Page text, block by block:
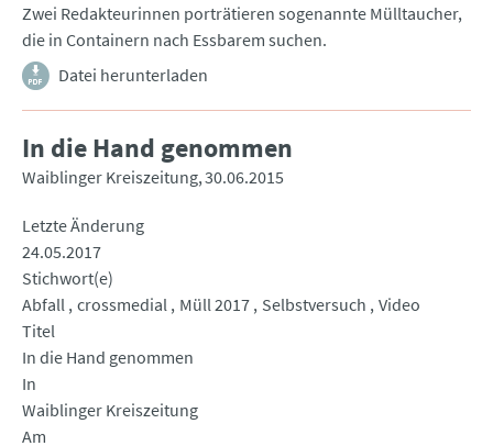
Zwei Redakteurinnen porträtieren sogenannte Mülltaucher,
die in Containern nach Essbarem suchen.
Datei herunterladen
In die Hand genommen
Waiblinger Kreiszeitung 30.06.2015
Letzte Änderung
24.05.2017
Stichwort(e)
Abfall crossmedial Müll 2017 Selbstversuch Video
Titel
In die Hand genommen
In
Waiblinger Kreiszeitung
Am